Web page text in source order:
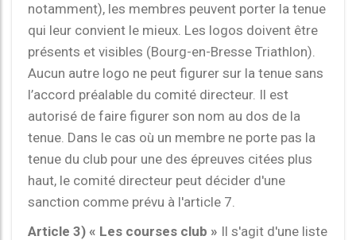
notamment), les membres peuvent porter la tenue
qui leur convient le mieux. Les logos doivent être
présents et visibles (Bourg-en-Bresse Triathlon).
Aucun autre logo ne peut figurer sur la tenue sans
l’accord préalable du comité directeur. Il est
autorisé de faire figurer son nom au dos de la
tenue. Dans le cas où un membre ne porte pas la
tenue du club pour une des épreuves citées plus
haut, le comité directeur peut décider d'une
sanction comme prévu à l'article 7.
Article 3) « Les courses club » Il s'agit d'une liste